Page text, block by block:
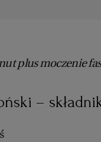
plus moczenie
–